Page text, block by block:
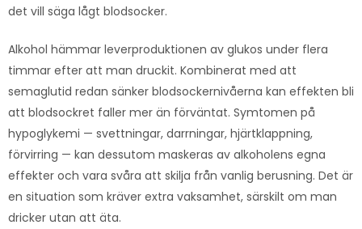
det vill säga lågt blodsocker.
Alkohol hämmar leverproduktionen av glukos under flera
timmar efter att man druckit. Kombinerat med att
semaglutid redan sänker blodsockernivåerna kan effekten bli
att blodsockret faller mer än förväntat. Symtomen på
hypoglykemi — svettningar, darrningar, hjärtklappning,
förvirring — kan dessutom maskeras av alkoholens egna
effekter och vara svåra att skilja från vanlig berusning. Det är
en situation som kräver extra vaksamhet, särskilt om man
dricker utan att äta.